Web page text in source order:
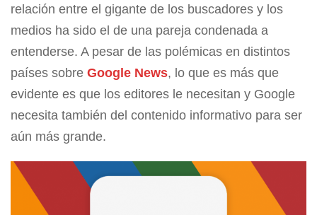
relación entre el gigante de los buscadores y los
medios ha sido el de una pareja condenada a
entenderse. A pesar de las polémicas en distintos
países sobre Google News, lo que es más que
evidente es que los editores le necesitan y Google
necesita también del contenido informativo para ser
aún más grande.